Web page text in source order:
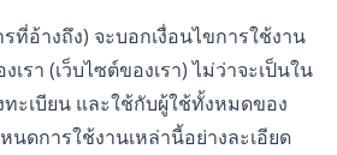
ที่อ้างถึง) จะบอกเงื่อนไขการใช้งาน
รา (เว็บไซต์ของเรา) ไม่ว่าจะเป็นใน
ะเบียน และใช้กับผู้ใช้ทั้งหมดของ
ดการใช้งานเหล่านี้อย่างละเอียด